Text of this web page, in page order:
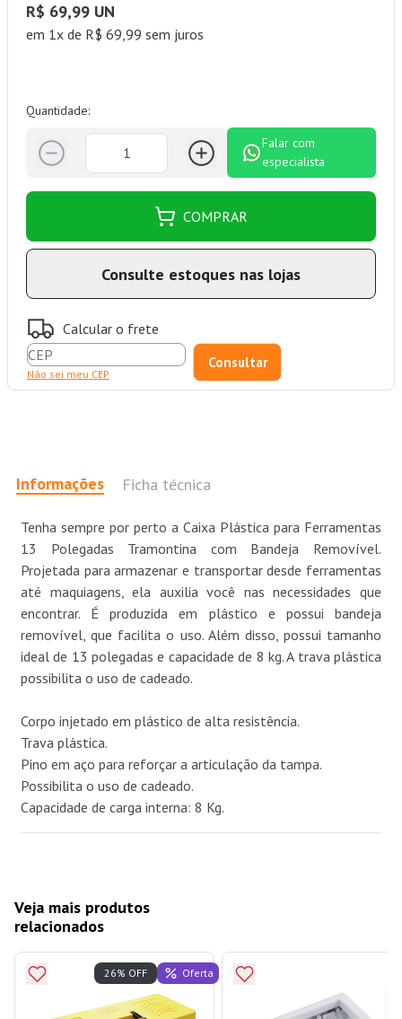
R$ 69,99 UN
em 1x de R$ 69,99 sem juros
Quantidade:
Falar com
especialista
COMPRAR
Consulte estoques nas lojas
Calcular o frete
Não sei meu CEP
Informações Ficha técnica
Tenha sempre por perto a Caixa Plástica para Ferramentas
13 Polegadas Tramontina com Bandeja Removível.
Projetada para armazenar e transportar desde ferramentas
até maquiagens, ela auxilia você nas necessidades que
encontrar. É produzida em plástico e possui bandeja
removível, que facilita o uso. Além disso, possui tamanho
ideal de 13 polegadas e capacidade de 8 kg. A trava plástica
possibilita o uso de cadeado.
Corpo injetado em plástico de alta resistência.
Trava plástica.
Pino em aço para reforçar a articulação da tampa.
Possibilita o uso de cadeado.
Capacidade de carga interna: 8 Kg.
Veja mais produtos
relacionados
26% OFF Oferta